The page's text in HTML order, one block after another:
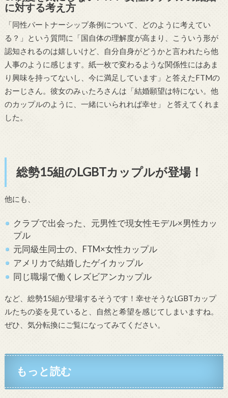
に対する考え方
「同性パートナーシップ条例について、どのように考えてい
る？」という質問に「国自体の理解度が高まり、こういう形が
認知されるのは嬉しいけど、自分自身がどうかと言われたら他
人事のように感じます。紙一枚で変わるような関係性にはあま
り興味を持ってないし、今に満足しています」と答えたFTMの
おーじさん。彼女のみぃたろさんは「結婚願望は特にない。他
のカップルのように、一緒にいられれば幸せ」 と答えてくれま
した。
総勢15組のLGBTカップルが登場！
他にも、
クラブで出会った、元男性で現女性モデル×男性カッ
プル
元同級生同士の、FTM×女性カップル
アメリカで結婚したゲイカップル
同じ職場で働くレズビアンカップル
など、総勢15組が登場するそうです！幸せそうなLGBTカップ
ルたちの姿を見ていると、自然と希望を感じてしまいますね。
ぜひ、気分転換にご覧になってみてください。
もっと読む